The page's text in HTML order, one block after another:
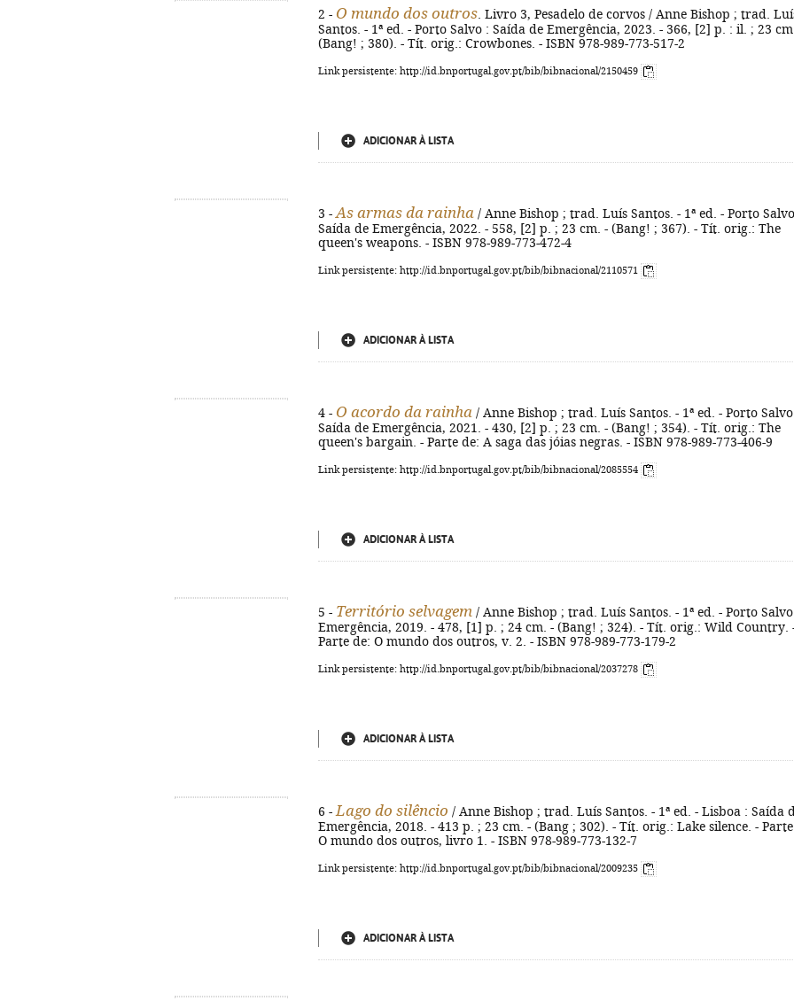
2 - O mundo dos outros . Livro 3, Pesadelo de corvos / Anne Bishop ; trad.
Santos. - 1ª ed. - Porto Salvo : Saída de Emergência, 2023. - 366, [2] p. : il. ; 23
(Bang! ; 380). - Tít. orig.: Crowbones. - ISBN 978-989-773-517-2
Link persistente: http://id.bnportugal.gov.pt/bib/bibnacional/2150459
ADICIONAR À LISTA
3 - As armas da rainha / Anne Bishop ; trad. Luís Santos. - 1ª ed. - Porto
Saída de Emergência, 2022. - 558, [2] p. ; 23 cm. - (Bang! ; 367). - Tít. orig.: The
queen's weapons. - ISBN 978-989-773-472-4
Link persistente: http://id.bnportugal.gov.pt/bib/bibnacional/2110571
ADICIONAR À LISTA
4 - O acordo da rainha / Anne Bishop ; trad. Luís Santos. - 1ª ed. - Porto
Saída de Emergência, 2021. - 430, [2] p. ; 23 cm. - (Bang! ; 354). - Tít. orig.: The
queen's bargain. - Parte de: A saga das jóias negras. - ISBN 978-989-773-406-9
Link persistente: http://id.bnportugal.gov.pt/bib/bibnacional/2085554
ADICIONAR À LISTA
5 - Território selvagem / Anne Bishop ; trad. Luís Santos. - 1ª ed. - Porto
Emergência, 2019. - 478, [1] p. ; 24 cm. - (Bang! ; 324). - Tít. orig.: Wild Country.
Parte de: O mundo dos outros, v. 2. - ISBN 978-989-773-179-2
Link persistente: http://id.bnportugal.gov.pt/bib/bibnacional/2037278
ADICIONAR À LISTA
6 - Lago do silêncio / Anne Bishop ; trad. Luís Santos. - 1ª ed. - Lisboa : Saída
Emergência, 2018. - 413 p. ; 23 cm. - (Bang ; 302). - Tít. orig.: Lake silence. -
O mundo dos outros, livro 1. - ISBN 978-989-773-132-7
Link persistente: http://id.bnportugal.gov.pt/bib/bibnacional/2009235
ADICIONAR À LISTA